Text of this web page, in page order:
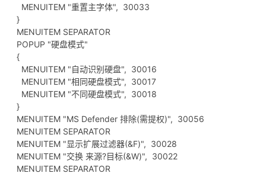
MENUITEM "重置主字体", 30033
}
MENUITEM SEPARATOR
POPUP "硬盘模式"
{
MENUITEM "自动识别硬盘", 30016
MENUITEM "相同硬盘模式", 30017
MENUITEM "不同硬盘模式", 30018
}
MENUITEM "MS Defender 排除(需提权)", 30056
MENUITEM SEPARATOR
MENUITEM "显示扩展过滤器(&F)", 30028
MENUITEM "交换 来源?目标(&W)", 30022
MENUITEM SEPARATOR